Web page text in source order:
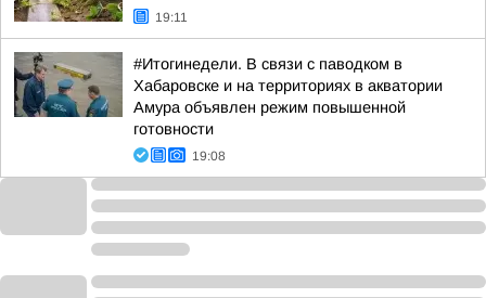
19:11
#Итогинедели. В связи с паводком в
Хабаровске и на территориях в акватории
Амура объявлен режим повышенной
готовности
19:08